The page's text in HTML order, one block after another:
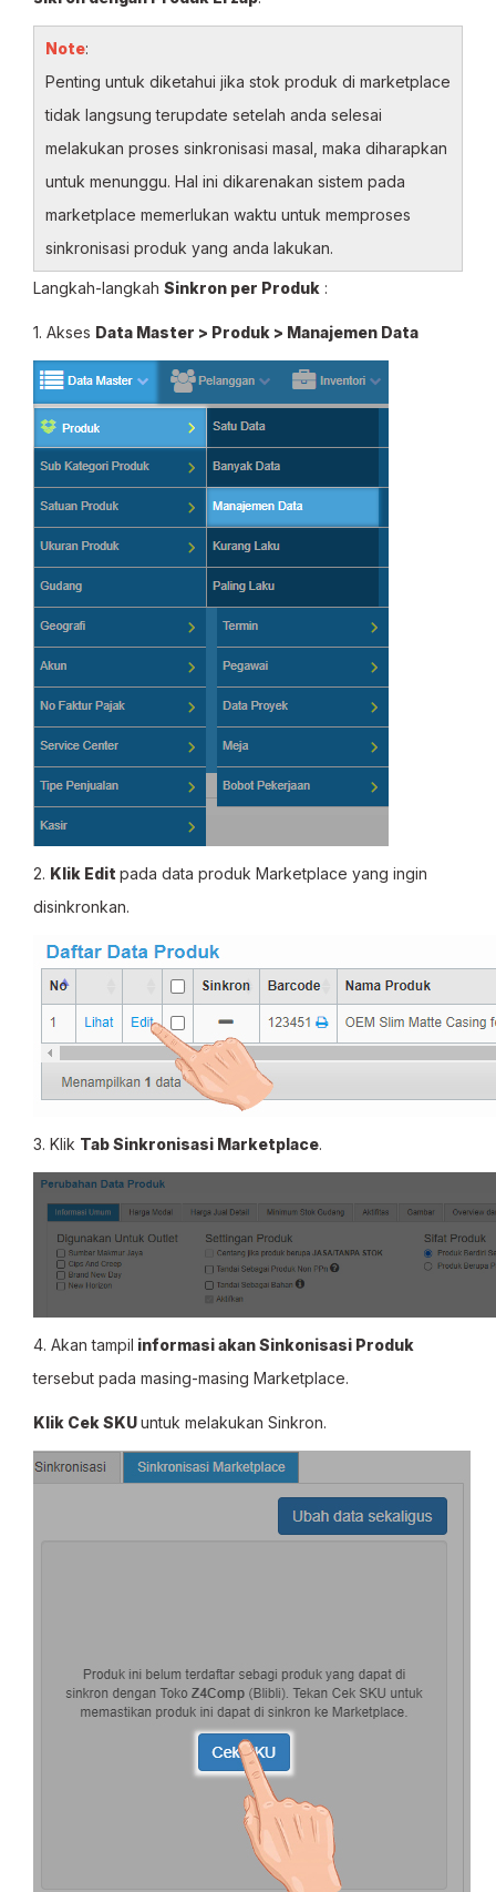
Note:
Penting untuk diketahui jika stok produk di marketplace
tidak langsung terupdate setelah anda selesai
melakukan proses sinkronisasi masal, maka diharapkan
untuk menunggu. Hal ini dikarenakan sistem pada
marketplace memerlukan waktu untuk memproses
sinkronisasi produk yang anda lakukan.
Langkah-langkah Sinkron per Produk :
1. Akses Data Master > Produk > Manajemen Data
2. Klik Edit pada data produk Marketplace yang ingin
disinkronkan.
3. Klik Tab Sinkronisasi Marketplace.
4. Akan tampil informasi akan Sinkonisasi Produk
tersebut pada masing-masing Marketplace.
Klik Cek SKUuntuk melakukan Sinkron.